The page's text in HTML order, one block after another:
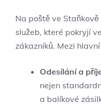
Na poště ve
služeb, které pokryjí
zákazníků. Mezi
Odesílání a
nejen
a balíkové